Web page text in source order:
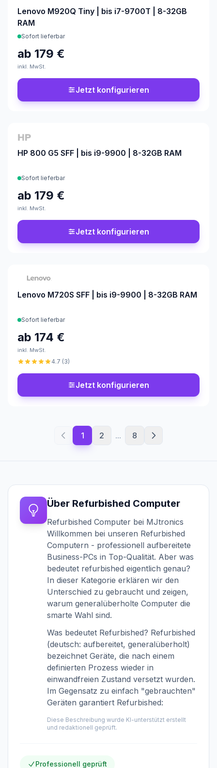
Lenovo M920Q Tiny | bis i7-9700T | 8-32GB
RAM
Sofort lieferbar
ab 179 €
inkl. MwSt.
Jetzt konfigurieren
Konfigurierbar
HP 800 G5 SFF | bis i9-9900 | 8-32GB RAM
Sofort lieferbar
ab 179 €
inkl. MwSt.
Jetzt konfigurieren
Konfigurierbar
Lenovo M720S SFF | bis i9-9900 | 8-32GB RAM
Sofort lieferbar
ab 174 €
inkl. MwSt.
4.7 (3)
Jetzt konfigurieren
1 2 ... 8
Filter
Verfügbarkeit
Auf
Lager
Vorbestellbar
Mindestpreis
—Höchstpreis
Hersteller
Über Refurbished Computer
Refurbished Computer bei MJtronics
Willkommen bei unseren Refurbished
Computern - professionell aufbereitete
Business-PCs in Top-Qualität. Aber was
bedeutet refurbished eigentlich genau?
In dieser Kategorie erklären wir den
Unterschied zu gebraucht und zeigen,
warum generalüberholte Computer die
smarte Wahl sind.
Was bedeutet Refurbished? Refurbished
(deutsch: aufbereitet, generalüberholt)
bezeichnet Geräte, die nach einem
definierten Prozess wieder in
einwandfreien Zustand versetzt wurden.
Im Gegensatz zu einfach "gebrauchten"
Geräten garantiert Refurbished:
Diese Beschreibung wurde KI-unterstützt erstellt
und redaktionell geprüft.
Professionell geprüft